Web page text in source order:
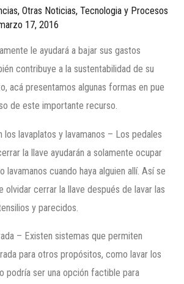
,Otras Noticias,Tecnologia y Procesos
17, 2016
le ayudará a bajar sus gastos
contribuye a la sustentabilidad de su
acá presentamos algunas formas en pue
de este importante recurso.
los lavaplatos y lavamanos – Los pedales
la llave ayudarán a solamente ocupar
lavamanos cuando haya alguien allí. Así se
olvidar cerrar la llave después de lavar las
y parecidos.
– Existen sistemas que permiten
para otros propósitos, como lavar los
podría ser una opción factible para